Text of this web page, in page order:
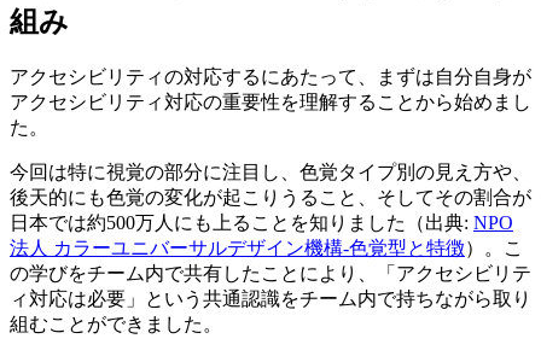
組み
アクセシビリティの対応するにあたって、まずは自分自身が
アクセシビリティ対応の重要性を理解することから始めまし
た。
今回は特に視覚の部分に注目し、色覚タイプ別の見え方や、
後天的にも色覚の変化が起こりうること、そしてその割合が
日本では約500万人にも上ることを知りました（出典: NPO
法人 カラーユニバーサルデザイン機構-色覚型と特徴）。こ
の学びをチーム内で共有したことにより、「アクセシビリテ
ィ対応は必要」という共通認識をチーム内で持ちながら取り
組むことができました。